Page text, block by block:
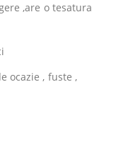
,are o tesatura
ocazie , fuste ,